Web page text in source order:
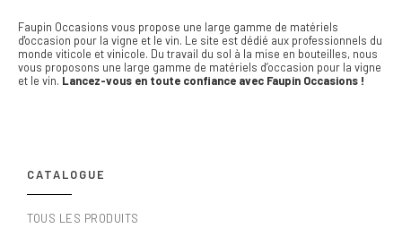
Faupin Occasions vous propose une large gamme de matériels
d'occasion pour la vigne et le vin. Le site est dédié aux professionnels du
monde viticole et vinicole. Du travail du sol à la mise en bouteilles, nous
vous proposons une large gamme de matériels d’occasion pour la vigne
et le vin. Lancez-vous en toute confiance avec Faupin Occasions !
CATALOGUE
TOUS LES PRODUITS